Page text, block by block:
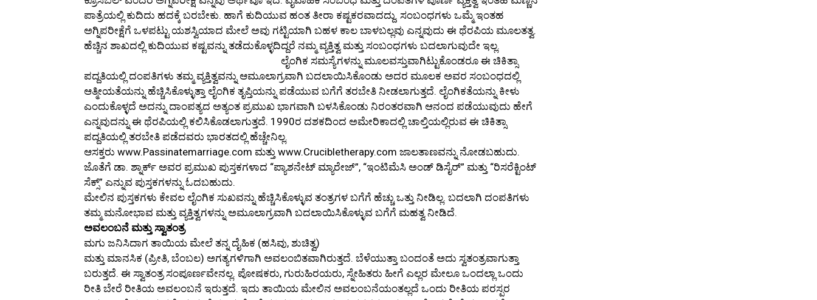
ಪಾತ್ರೆಯಲ್ಲಿ ಕುದಿದು ಹದಕ್ಕೆ ಬರಬೇಕು. ಹಾಗೆ ಕುದಿಯುವ ಹಂತ ತೀರಾ ಕಷ್ಟಕರವಾದದ್ದು. ಸಂಬಂಧಗಳು ಒಮ್ಮೆ ಇಂತಹ
ಅಗ್ನಿಪರೀಕ್ಷೆಗೆ ಒಳಪಟ್ಟು ಯಶಸ್ವಿಯಾದ ಮೇಲೆ ಅವು ಗಟ್ಟಿಯಾಗಿ ಬಹಳ ಕಾಲ ಬಾಳಬಲ್ಲವು ಎನ್ನವುದು ಈ ಥೆರಪಿಯ ಮೂಲತತ್ವ.
ಹೆಚ್ಚಿನ ಶಾಖದಲ್ಲಿ ಕುದಿಯುವ ಕಷ್ಟವನ್ನು ತಡೆದುಕೊಳ್ಳದಿದ್ದರೆ ನಮ್ಮ ವ್ಯಕ್ತಿತ್ವ ಮತ್ತು ಸಂಬಂಧಗಳು ಬದಲಾಗುವುದೇ ಇಲ್ಲ.
ಲೈಂಗಿಕ ಸಮಸ್ಯೆಗಳನ್ನು ಮೂಲವಸ್ತುವಾಗಿಟ್ಟುಕೊಂಡರೂ ಈ ಚಿಕಿತ್ಸಾ
ಪದ್ದತಿಯಲ್ಲಿ ದಂಪತಿಗಳು ತಮ್ಮ ವ್ಯಕ್ತಿತ್ವವನ್ನು ಆಮೂಲಾಗ್ರವಾಗಿ ಬದಲಾಯಿಸಿಕೊಂಡು ಅದರ ಮೂಲಕ ಅವರ ಸಂಬಂಧದಲ್ಲಿ
ಆತ್ಮೀಯತೆಯನ್ನು ಹೆಚ್ಚಿಸಿಕೊಳ್ಳುತ್ತಾ ಲೈಂಗಿಕ ತೃಪ್ತಿಯನ್ನು ಪಡೆಯುವ ಬಗೆಗೆ ತರಬೇತಿ ನೀಡಲಾಗುತ್ತದೆ. ಲೈಂಗಿಕತೆಯನ್ನು ಕೀಳು
ಎಂದುಕೊಳ್ಳದೆ ಅದನ್ನು ದಾಂಪತ್ಯದ ಅತ್ಯಂತ ಪ್ರಮುಖ ಭಾಗವಾಗಿ ಬಳಸಿಕೊಂಡು ನಿರಂತರವಾಗಿ ಆನಂದ ಪಡೆಯುವುದು ಹೇಗೆ
ಎನ್ನವುದನ್ನು ಈ ಥೆರಪಿಯಲ್ಲಿ ಕಲಿಸಿಕೊಡಲಾಗುತ್ತದೆ. 1990ರ ದಶಕದಿಂದ ಅಮೇರಿಕಾದಲ್ಲಿ ಚಾಲ್ತಿಯಲ್ಲಿರುವ ಈ ಚಿಕಿತ್ಸಾ
ಪದ್ದತಿಯಲ್ಲಿ ತರಬೇತಿ ಪಡೆದವರು ಭಾರತದಲ್ಲಿ ಹೆಚ್ಚೇನಿಲ್ಲ.
ಆಸಕ್ತರು www.Passinatemarriage.com ಮತ್ತು www.Crucibletherapy.com ಜಾಲತಾಣವನ್ನು ನೋಡಬಹುದು.
ಜೊತೆಗೆ ಡಾ. ಶ್ನಾರ್ಕ್ ಅವರ ಪ್ರಮುಖ ಪುಸ್ತಕಗಳಾದ “ಪ್ಯಾಶನೇಟ್ ಮ್ಯಾರೇಜ್”, “ಇಂಟಿಮೆಸಿ ಅಂಡ್ ಡಿಸೈರ್” ಮತ್ತು “ರಿಸರೆಕ್ಟಿಂಟ್
ಸೆಕ್ಸ್” ಎನ್ನುವ ಪುಸ್ತಕಗಳನ್ನು ಓದಬಹುದು.
ಮೇಲಿನ ಪುಸ್ತಕಗಳು ಕೇವಲ ಲೈಂಗಿಕ ಸುಖವನ್ನು ಹೆಚ್ಚಿಸಿಕೊಳ್ಳುವ ತಂತ್ರಗಳ ಬಗೆಗೆ ಹೆಚ್ಚು ಒತ್ತು ನೀಡಿಲ್ಲ. ಬದಲಾಗಿ ದಂಪತಿಗಳು
ತಮ್ಮ ಮನೋಭಾವ ಮತ್ತು ವ್ಯಕ್ತಿತ್ವಗಳನ್ನು ಅಮೂಲಾಗ್ರವಾಗಿ ಬದಲಾಯಿಸಿಕೊಳ್ಳುವ ಬಗೆಗೆ ಮಹತ್ವ ನೀಡಿದೆ.
ಅವಲಂಬನೆ ಮತ್ತು ಸ್ವಾತಂತ್ರ
ಮಗು ಜನಿಸಿದಾಗ ತಾಯಿಯ ಮೇಲೆ ತನ್ನ ದೈಹಿಕ (ಹಸಿವು, ಶುಚಿತ್ವ)
ಮತ್ತು ಮಾನಸಿಕ (ಪ್ರೀತಿ, ಬೆಂಬಲ) ಅಗತ್ಯಗಳಿಗಾಗಿ ಅವಲಂಬಿತವಾಗಿರುತ್ತದೆ. ಬೆಳೆಯುತ್ತಾ ಬಂದಂತೆ ಅದು ಸ್ವತಂತ್ರವಾಗುತ್ತಾ
ಬರುತ್ತದೆ. ಈ ಸ್ವಾತಂತ್ರ ಸಂಪೂರ್ಣವೇನಲ್ಲ. ಪೋಷಕರು, ಗುರುಹಿರಯರು, ಸ್ನೇಹಿತರು ಹೀಗೆ ಎಲ್ಲರ ಮೇಲೂ ಒಂದಲ್ಲಾ ಒಂದು
ರೀತಿ ಬೇರೆ ರೀತಿಯ ಅವಲಂಬನೆ ಇರುತ್ತದೆ. ಇದು ತಾಯಿಯ ಮೇಲಿನ ಅವಲಂಬನೆಯಂತಲ್ಲದೆ ಒಂದು ರೀತಿಯ ಪರಸ್ಪರ